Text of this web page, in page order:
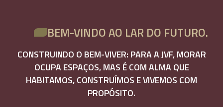
BEM-VINDO AO LAR DO FUTURO.
CONSTRUINDO O BEM-VIVER: PARA A JVF, MORAR
OCUPA ESPAÇOS, MAS É COM ALMA QUE
HABITAMOS, CONSTRUÍMOS E VIVEMOS COM
PROPÓSITO.